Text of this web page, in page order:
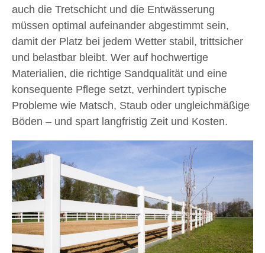
auch die Tretschicht und die Entwässerung
müssen optimal aufeinander abgestimmt sein,
damit der Platz bei jedem Wetter stabil, trittsicher
und belastbar bleibt. Wer auf hochwertige
Materialien, die richtige Sandqualität und eine
konsequente Pflege setzt, verhindert typische
Probleme wie Matsch, Staub oder ungleichmäßige
Böden – und spart langfristig Zeit und Kosten.